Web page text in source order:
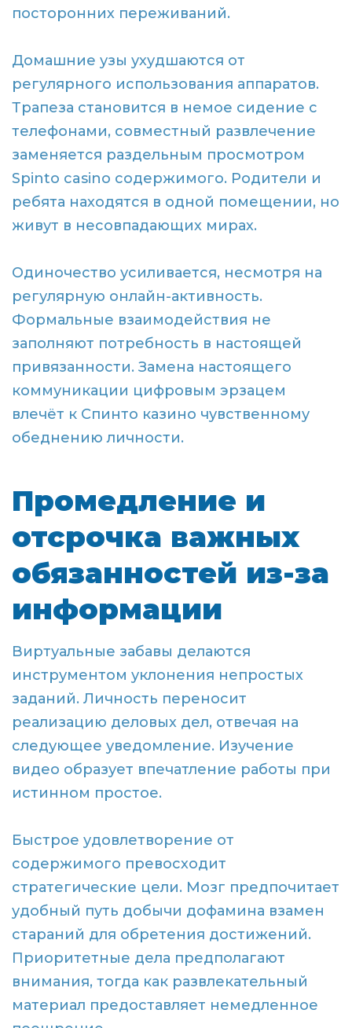
посторонних переживаний.
Домашние узы ухудшаются от
регулярного использования аппаратов.
Трапеза становится в немое сидение с
телефонами, совместный развлечение
заменяется раздельным просмотром
Spinto casino содержимого. Родители и
ребята находятся в одной помещении, но
живут в несовпадающих мирах.
Одиночество усиливается, несмотря на
регулярную онлайн-активность.
Формальные взаимодействия не
заполняют потребность в настоящей
привязанности. Замена настоящего
коммуникации цифровым эрзацем
влечёт к Спинто казино чувственному
обеднению личности.
Промедление и
отсрочка важных
обязанностей из-за
информации
Виртуальные забавы делаются
инструментом уклонения непростых
заданий. Личность переносит
реализацию деловых дел, отвечая на
следующее уведомление. Изучение
видео образует впечатление работы при
истинном простое.
Быстрое удовлетворение от
содержимого превосходит
стратегические цели. Мозг предпочитает
удобный путь добычи дофамина взамен
стараний для обретения достижений.
Приоритетные дела предполагают
внимания, тогда как развлекательный
материал предоставляет немедленное